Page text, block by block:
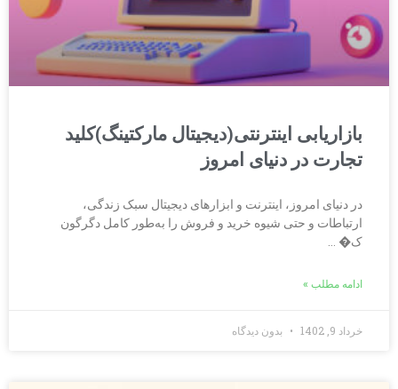
بازاریابی اینترنتی(دیجیتال مارکتینگ)کلید
تجارت در دنیای امروز
در دنیای امروز، اینترنت و ابزارهای دیجیتال سبک زندگی،
ارتباطات و حتی شیوه خرید و فروش را به‌طور کامل دگرگون
ک� …
ادامه مطلب »
خرداد 9, 1402 بدون دیدگاه